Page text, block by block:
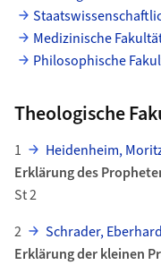
Medizinische
Philosophische
Theologische
1 Heidenheim,
Erklärung des
St 2
2
Schrader, Eberhard
Erklärung der kleinen